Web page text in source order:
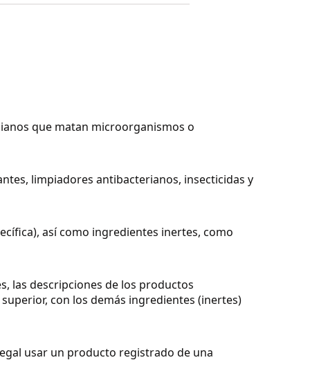
que matan microorganismos o
limpiadores antibacterianos, insecticidas y
así como ingredientes inertes, como
las descripciones de los productos
con los demás ingredientes (inertes)
usar un producto registrado de una